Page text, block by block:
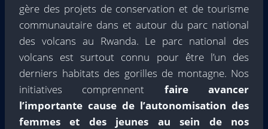
gère des projets de conservation et de tourisme
communautaire dans et autour du parc national
des volcans au Rwanda. Le parc national des
volcans est surtout connu pour être l’un des
derniers habitats des gorilles de montagne. Nos
initiatives comprennent faire avancer
l’importante cause de l’autonomisation des
femmes et des jeunes au sein de nos